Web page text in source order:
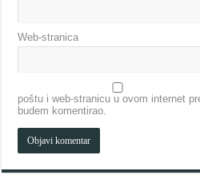
Web-stranica
poštu i web-stranicu u ovom internet
budem komentirao.